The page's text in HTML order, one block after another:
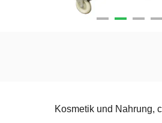
Kosmetik und Nahrung,